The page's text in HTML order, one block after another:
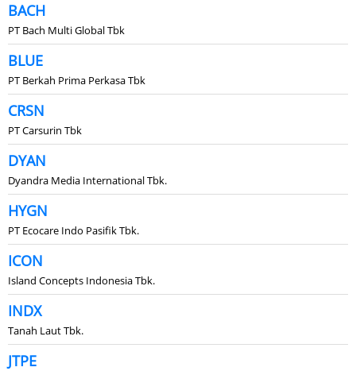
BACH
PT Bach Multi Global Tbk
BLUE
PT Berkah Prima Perkasa Tbk
CRSN
PT Carsurin Tbk
DYAN
Dyandra Media International Tbk.
HYGN
PT Ecocare Indo Pasifik Tbk.
ICON
Island Concepts Indonesia Tbk.
INDX
Tanah Laut Tbk.
JTPE